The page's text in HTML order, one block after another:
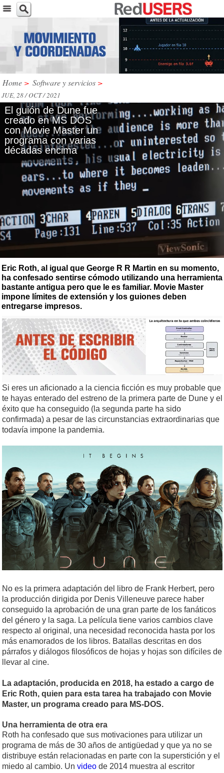
Home > Software y servicios >
JUE, 28 / OCT / 2021
El guión de Dune fue
creado en MS DOS
con Movie Master un
programa con varias
décadas encima
Eric Roth, al igual que George R R Martin en su momento,
ha confesado sentirse cómodo utilizando una herramienta
bastante antigua pero que le es familiar. Movie Master
impone límites de extensión y los guiones deben
entregarse impresos.
Si eres un aficionado a la ciencia ficción es muy probable que
te hayas enterado del estreno de la primera parte de Dune y el
éxito que ha conseguido (la segunda parte ha sido
confirmada) a pesar de las circunstancias extraordinarias que
todavía impone la pandemia.
No es la primera adaptación del libro de Frank Herbert, pero
la producción dirigida por Denis Villeneuve parece haber
conseguido la aprobación de una gran parte de los fanáticos
del género y la saga. La película tiene varios cambios clave
respecto al original, una necesidad reconocida hasta por los
más enamorados de los libros. Batallas descritas en dos
párrafos y diálogos filosóficos de hojas y hojas son difíciles de
llevar al cine.
La adaptación, producida en 2018, ha estado a cargo de
Eric Roth, quien para esta tarea ha trabajado con Movie
Master, un programa creado para MS-DOS.
Una herramienta de otra era
Roth ha confesado que sus motivaciones para utilizar un
programa de más de 30 años de antigüedad y que ya no se
distribuye están relacionadas en parte con la superstición y el
miedo al cambio. Un video de 2014 muestra al escritor